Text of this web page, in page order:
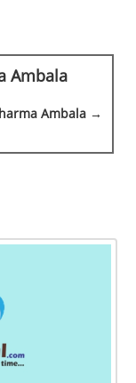
e
Ambala
Ambala →